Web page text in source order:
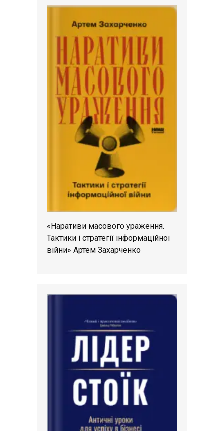
«Наративи масового ураження.
Тактики і стратегії інформаційної
війни» Артем Захарченко